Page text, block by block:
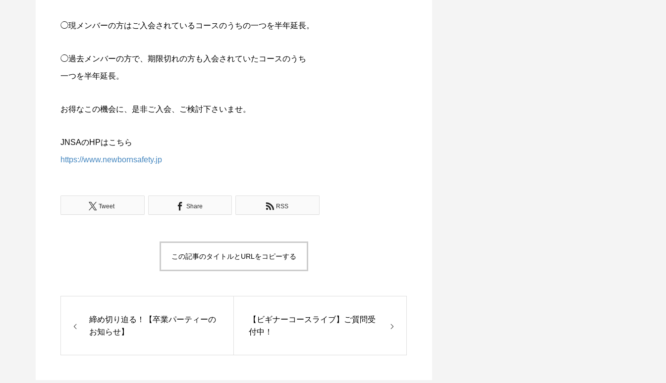
◯現メンバーの方はご入会されているコースのうちの一つを半年延長。
◯過去メンバーの方で、期限切れの方も入会されていたコースのうち
一つを半年延長。
お得なこの機会に、是非ご入会、ご検討下さいませ。
JNSAのHPはこちら
https://www.newbornsafety.jp
Tweet Share RSS
この記事のタイトルとURLをコピーする
締め切り迫る！【卒業パーティーの
お知らせ】
【ビギナーコースライブ】ご質問受
付中！